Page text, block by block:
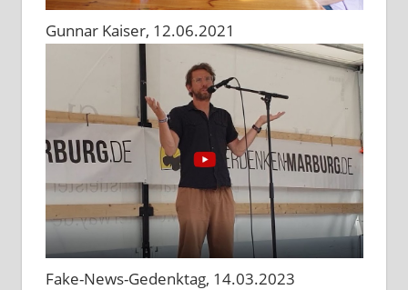
Gunnar Kaiser, 12.06.2021
Fake-News-Gedenktag, 14.03.2023